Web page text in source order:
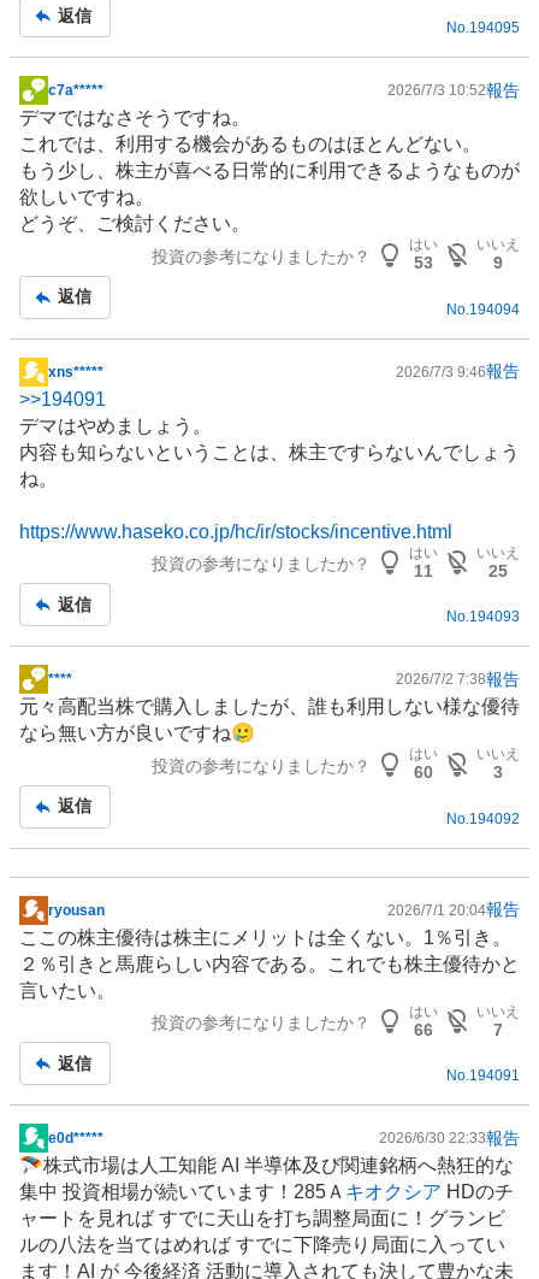
返信
No.194095
掲
示
板
記
事
c7a***** 2026/7/3 10:52報告
デマではなさそうですね。
これでは、利用する機会があるものはほとんどない。
もう少し、株主が喜べる日常的に利用できるようなものが
欲しいですね。
どうぞ、ご検討ください。
投資の参考になりましたか？
はい
53
いいえ
9
返信
No. 194094
掲
示
板
記
事
xns***** 2026/7/3 9:46報告
>>194091
デマはやめましょう。
内容も知らないということは、株主ですらないんでしょう
ね。
https://www.haseko.co.jp/hc/ir/stocks/incentive.html
投資の参考になりましたか？
はい
11
いいえ
25
返信
No.194093
掲
示
板
**** 2026/7/2 7:38報告
元々高配当株で購入しましたが、誰も利用しない様な優待
なら無い方が良いですね🥲
投資の参考になりましたか？
はい
60
いいえ
3
返信
No. 194092
掲
示
板
記
ryousan 2026/7/1 20:04報告
ここの株主優待は株主にメリットは全くない。1％引き。
２％引きと馬鹿らしい内容である。これでも株主優待かと
言いたい。
投資の参考になりましたか？
はい
66
いいえ
7
返信
No.194091
掲
示
板
記
事
e0d***** 2026/6/30 22:33報告
🪂株式市場は 人工知能 AI 半導体及び関連銘柄へ熱狂的な
集中 投資相場が続いています！285Ａ キオクシア HDのチ
ャートを見れば すでに天山を打ち調整局面に！グランビ
ルの八法を当てはめれば すでに下降売り局面に入ってい
ます！AI が 今後経済 活動に導入されても決して豊かな未